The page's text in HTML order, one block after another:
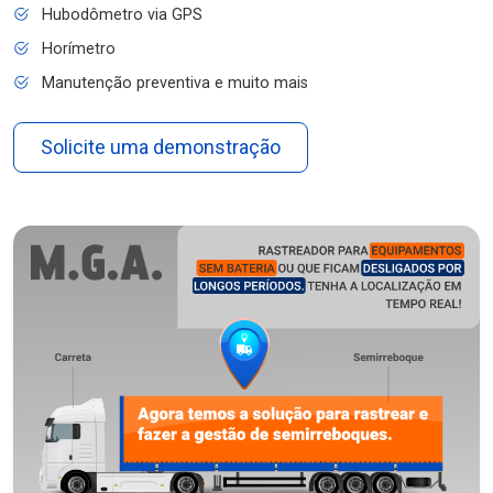
Hubodômetro via GPS
Horímetro
Manutenção preventiva e muito mais
Solicite uma demonstração